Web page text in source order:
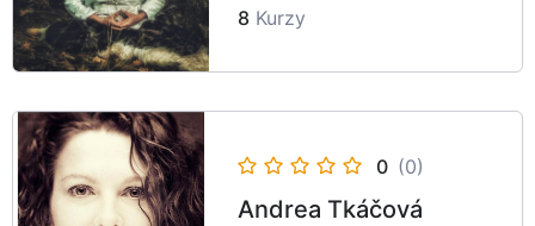
8 Kurzy
0 (0)
Andrea Tkáčová